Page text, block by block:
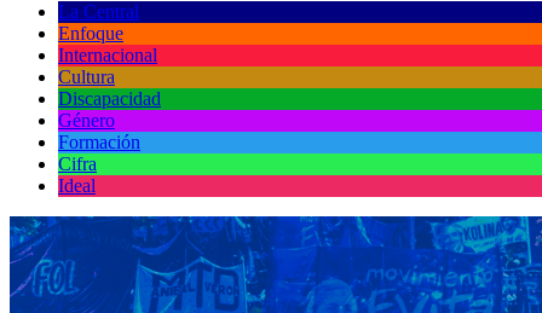
La Central
Enfoque
Internacional
Cultura
Discapacidad
Género
Formación
Cifra
Ideal